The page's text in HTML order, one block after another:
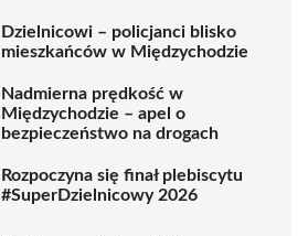
Dzielnicowi – policjanci blisko
mieszkańców w Międzychodzie
Nadmierna prędkość w
Międzychodzie – apel o
bezpieczeństwo na drogach
Rozpoczyna się finał plebiscytu
#SuperDzielnicowy 2026